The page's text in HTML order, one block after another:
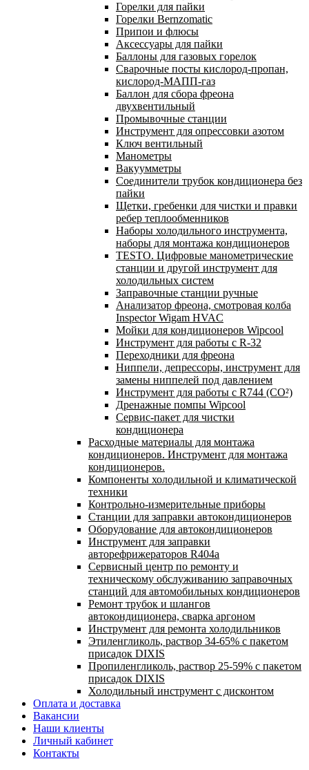
Горелки для пайки
Горелки Bernzomatic
Припои и флюсы
Аксессуары для пайки
Баллоны для газовых горелок
Сварочные посты кислород-пропан,
кислород-МАПП-газ
Баллон для сбора фреона
двухвентильный
Промывочные станции
Инструмент для опрессовки азотом
Ключ вентильный
Манометры
Вакуумметры
Соединители трубок кондиционера без
пайки
Щетки, гребенки для чистки и правки
ребер теплообменников
Наборы холодильного инструмента,
наборы для монтажа кондиционеров
TESTO. Цифровые манометрические
станции и другой инструмент для
холодильных систем
Заправочные станции ручные
Анализатор фреона, смотровая колба
Inspector Wigam HVAC
Мойки для кондиционеров Wipcool
Инструмент для работы с R-32
Переходники для фреона
Ниппели, депрессоры, инструмент для
замены ниппелей под давлением
Инструмент для работы с R744 (CO²)
Дренажные помпы Wipcool
Сервис-пакет для чистки
кондиционера
Расходные материалы для монтажа
кондиционеров. Инструмент для монтажа
кондиционеров.
Компоненты холодильной и климатической
техники
Контрольно-измерительные приборы
Станции для заправки автокондиционеров
Оборудование для автокондиционеров
Инструмент для заправки
авторефрижераторов R404a
Сервисный центр по ремонту и
техническому обслуживанию заправочных
станций для автомобильных кондиционеров
Ремонт трубок и шлангов
автокондиционера, сварка аргоном
Инструмент для ремонта холодильников
Этиленгликоль, раствор 34-65% с пакетом
присадок DIXIS
Пропиленгликоль, раствор 25-59% с пакетом
присадок DIXIS
Холодильный инструмент с дисконтом
Оплата и доставка
Вакансии
Наши клиенты
Личный кабинет
Контакты